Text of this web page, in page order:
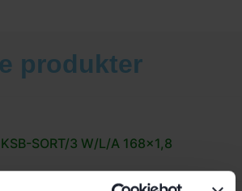
produkter
SORT/3 W/L/A 168×1,8